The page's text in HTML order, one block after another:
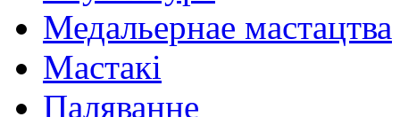
Медальернае мастацтва
Мастакі
Паляванне